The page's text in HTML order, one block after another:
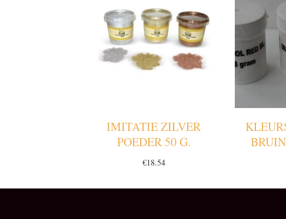
IMITATIE ZILVER
POEDER 50 G.
€18.54